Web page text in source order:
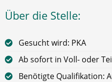
Über die Stelle:
Gesucht wird: PKA
Ab sofort in Voll- oder
Benötigte Qualifikation: